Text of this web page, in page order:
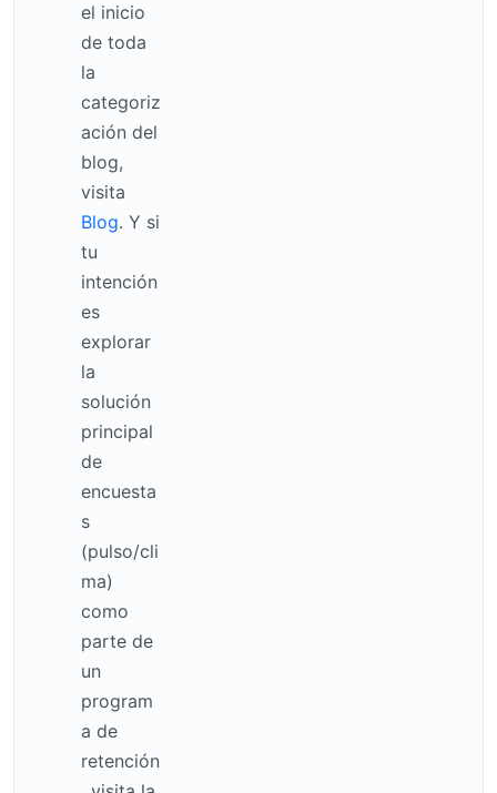
el inicio
de toda
la
categoriz
ación del
blog,
visita
Blog. Y si
tu
intención
es
explorar
la
solución
principal
de
encuesta
s
(pulso/cli
ma)
como
parte de
un
program
a de
retención